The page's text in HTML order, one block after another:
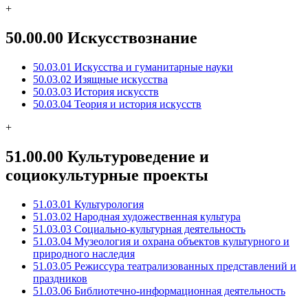
+
50.00.00 Искусствознание
50.03.01 Искусства и гуманитарные науки
50.03.02 Изящные искусства
50.03.03 История искусств
50.03.04 Теория и история искусств
+
51.00.00 Культуроведение и
социокультурные проекты
51.03.01 Культурология
51.03.02 Народная художественная культура
51.03.03 Социально-культурная деятельность
51.03.04 Музеология и охрана объектов культурного и
природного наследия
51.03.05 Режиссура театрализованных представлений и
праздников
51.03.06 Библиотечно-информационная деятельность